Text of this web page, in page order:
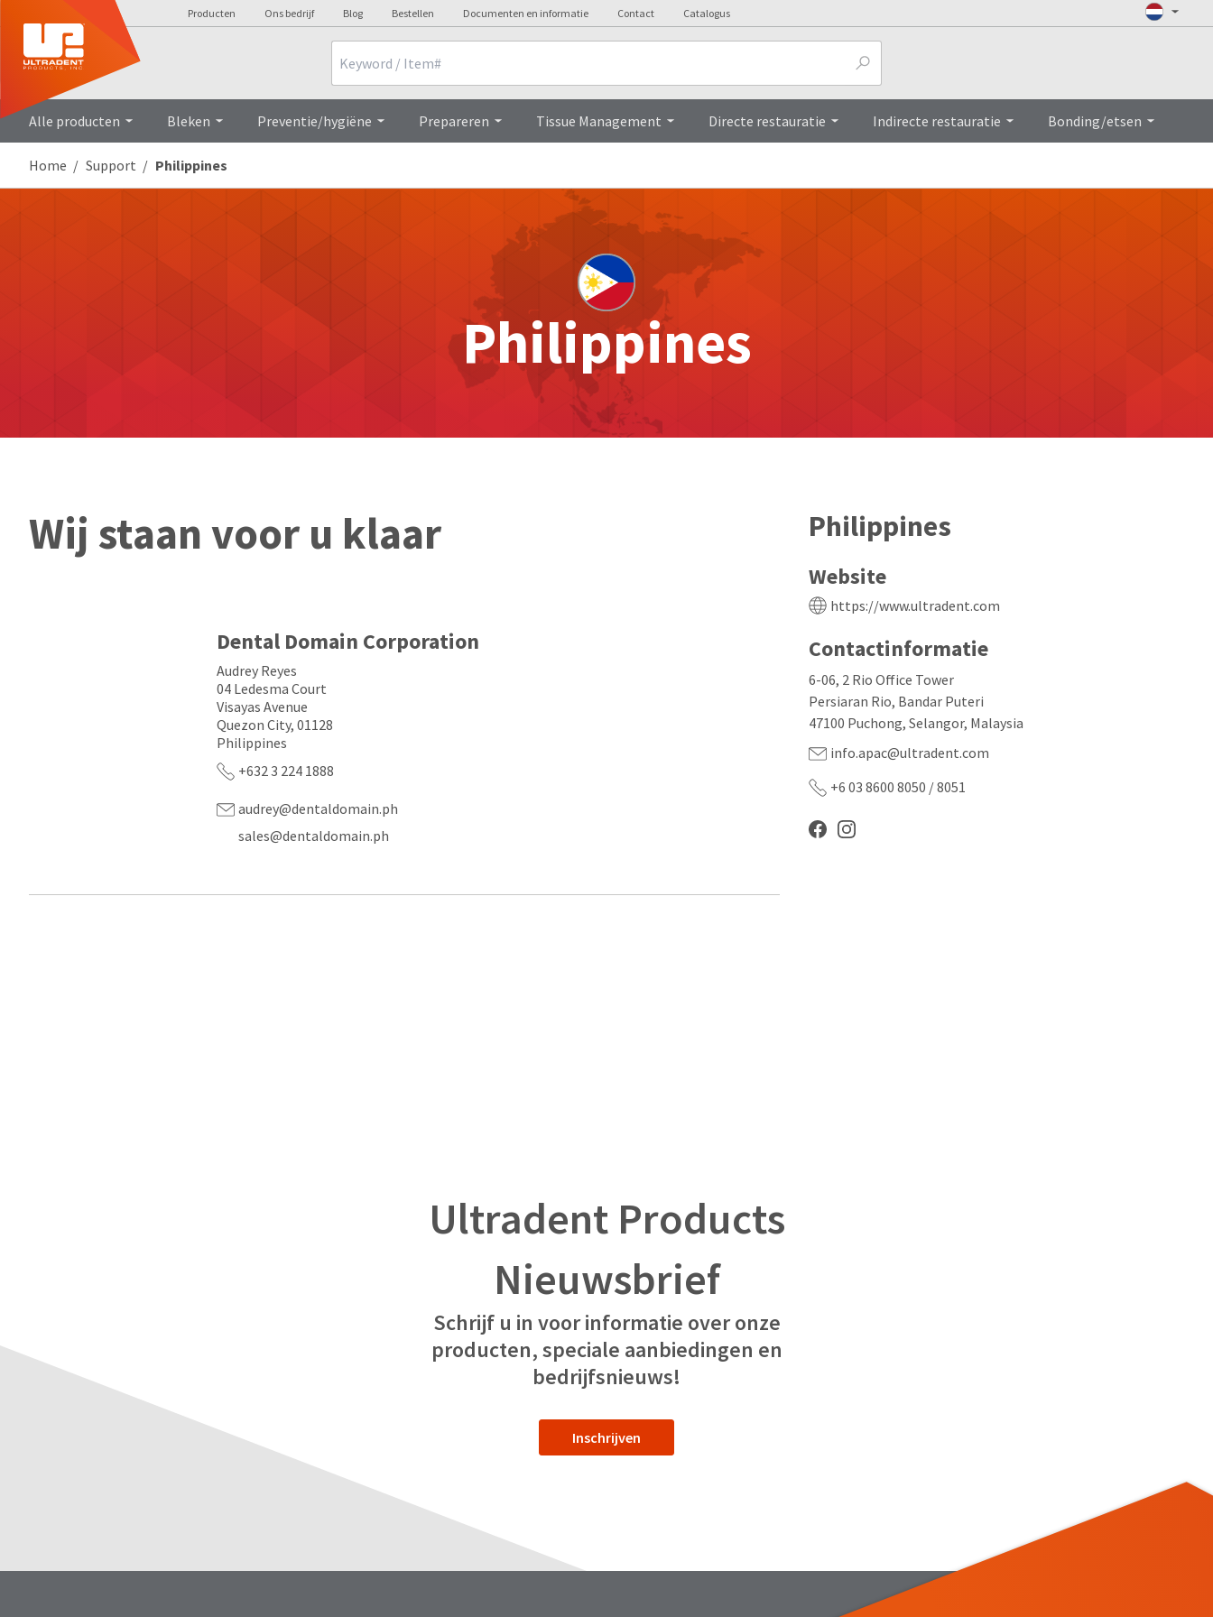
Producten Ons bedrijf Blog Bestellen Documenten en informatie Contact Catalogus
Alle producten Bleken Preventie/hygiëne Prepareren Tissue Management Directe restauratie Indirecte restauratie Bonding/etsen
Home Support Philippines
Philippines
Philippines
Website
https://www.ultradent.com
Contactinformatie
6-06, 2 Rio Office Tower
Persiaran Rio, Bandar Puteri
47100 Puchong, Selangor, Malaysia
info.apac@ultradent.com
+6 03 8600 8050 / 8051
Wij staan voor u klaar
Dental Domain Corporation
Audrey Reyes
04 Ledesma Court
Visayas Avenue
Quezon City, 01128
Philippines
+632 3 224 1888
audrey@dentaldomain.ph
sales@dentaldomain.ph
Ultradent Products
Nieuwsbrief
Schrijf u in voor informatie over onze
producten, speciale aanbiedingen en
bedrijfsnieuws!
Inschrijven